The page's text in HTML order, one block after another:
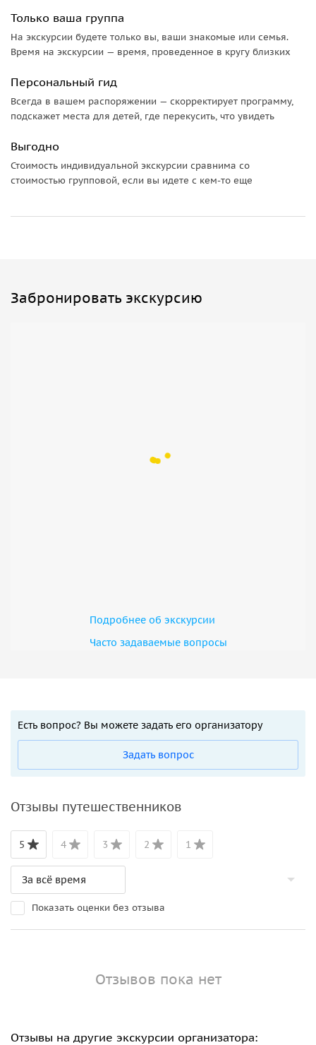
Только ваша группа
На экскурсии будете только вы, ваши знакомые или семья.
Время на экскурсии — время, проведенное в кругу близких
Персональный гид
Всегда в вашем распоряжении — скорректирует программу,
подскажет места для детей, где перекусить, что увидеть
Выгодно
Стоимость индивидуальной экскурсии сравнима со
стоимостью групповой, если вы идете с кем-то еще
Забронировать экскурсию
Подробнее об экскурсии
Часто задаваемые вопросы
Есть вопрос? Вы можете задать его организатору
Задать вопрос
Отзывы путешественников
5 4 3 2 1
Показать оценки без отзыва
Отзывов пока нет
Отзывы на другие экскурсии организатора: